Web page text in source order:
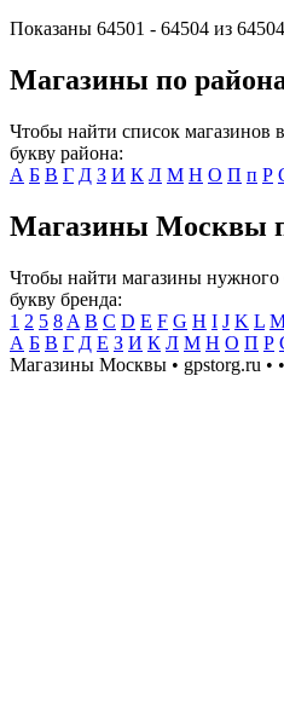
Показаны 64501 - 64504 из
Магазины по
Чтобы найти список магазинов
букву района:
А Б В Г Д З И К Л М Н О П п Р
Магазины Москвы
Чтобы найти магазины
букву бренда:
1 2 5 8 A B C D E F G H I J K L
А Б В Г Д Е З И К Л М Н О П Р
Магазины Москвы • gpstorg.ru • •